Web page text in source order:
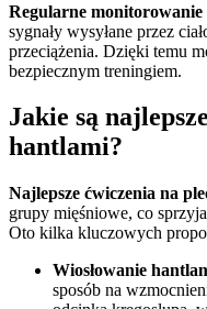
Regularne
sygnały wysyłane przez
przeciążenia. Dzięki temu
bezpiecznym treningiem.
Jakie są
hantlami?
Najlepsze ćwiczenia na
grupy mięśniowe, co
Oto kilka kluczowych
Wiosłowanie
sposób na